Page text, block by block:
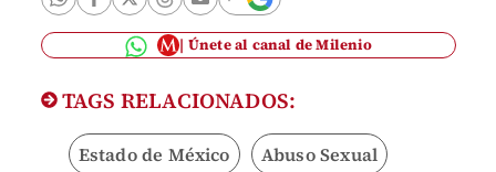
Únete al canal de Milenio
TAGS RELACIONADOS:
Estado de México Abuso Sexual